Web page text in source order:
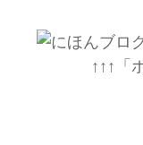
↑↑↑「